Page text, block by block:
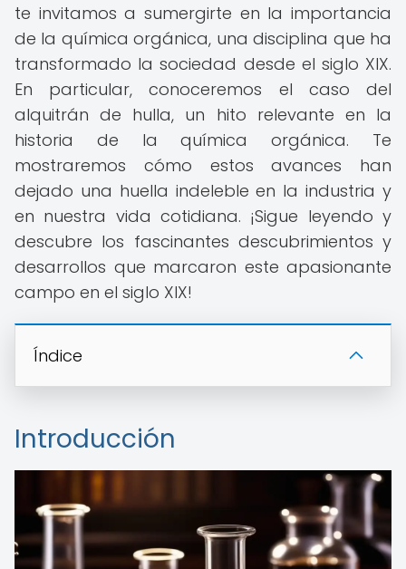
te invitamos a sumergirte en la importancia
de la química orgánica, una disciplina que ha
transformado la sociedad desde el siglo XIX.
En particular, conoceremos el caso del
alquitrán de hulla, un hito relevante en la
historia de la química orgánica. Te
mostraremos cómo estos avances han
dejado una huella indeleble en la industria y
en nuestra vida cotidiana. ¡Sigue leyendo y
descubre los fascinantes descubrimientos y
desarrollos que marcaron este apasionante
campo en el siglo XIX!
Índice
Introducción